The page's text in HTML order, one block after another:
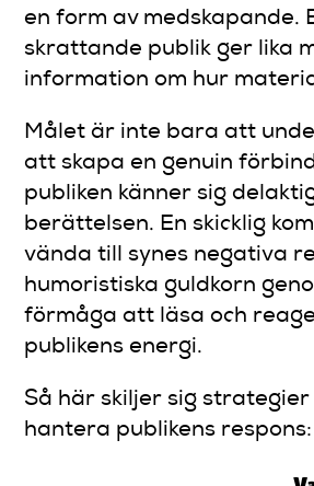
en form av medskapande.
skrattande publik ger lika
information om hur
Målet är inte bara att
att skapa en genuin
publiken känner sig
berättelsen. En skicklig
vända till synes negativa
humoristiska guldkorn
förmåga att läsa och
publikens energi.
Så här skiljer sig
hantera publikens respons: